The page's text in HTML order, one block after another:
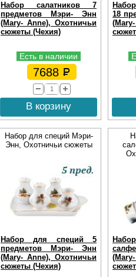
Набор салатников 7
предметов Мэри- Энн
(Mary- Anne), Охотничьи
сюжеты (Чехия)
Есть в наличии
7688
В корзину
18
Набор для специй Мэри-
Энн, Охотничьи сюжеты
Набор для специй 5
предметов Мэри- Энн
(Mary- Anne), Охотничьи
сюжеты (Чехия)